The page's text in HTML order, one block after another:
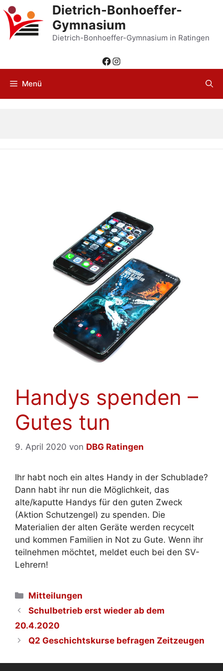
Zum
Inhalt
springen
Dietrich-Bonhoeffer-
Gymnasium
Dietrich-Bonhoeffer-Gymnasium in Ratingen
Facebook
Instagram
Menü
Handys spenden –
Gutes tun
9. April 2020 von DBG Ratingen
Ihr habt noch ein altes Handy in der Schublade?
Dann habt ihr nun die Möglichkeit, das
alte/kaputte Handys für den guten Zweck
(Aktion Schutzengel) zu spenden. Die
Materialien der alten Geräte werden recycelt
und kommen Familien in Not zu Gute. Wenn ihr
teilnehmen möchtet, meldet euch bei den SV-
Lehrern!
Kategorien
Mitteilungen
Schulbetrieb erst wieder ab dem
20.4.2020
Q2 Geschichtskurse befragen Zeitzeugen